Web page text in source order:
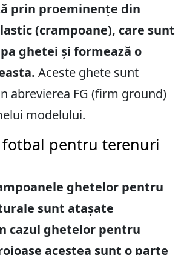
prin proeminențe din
(crampoane), care sunt
ghetei și formează o
Aceste ghete sunt
abrevierea FG (firm ground)
modelului.
fotbal pentru terenuri
ghetelor pentru
sunt atașate
cazul ghetelor pentru
acestea sunt o parte